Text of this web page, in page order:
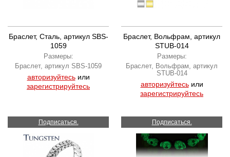
Браслет, Сталь, артикул SBS-
1059
Размеры:
Браслет, артикул SBS-1059
авторизуйтесьили
зарегистрируйтесь
Браслет, Вольфрам, артикул
STUB-014
Размеры:
Браслет, Вольфрам, артикул
STUB-014
авторизуйтесьили
зарегистрируйтесь
Подписаться. Подписаться.